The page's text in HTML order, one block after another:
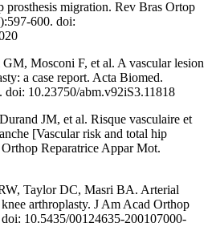
prosthesis migration. Rev Bras Ortop
600. doi:
Mosconi F, et al. A vascular lesion
a case report. Acta Biomed.
doi: 10.23750/abm.v92iS3.11818
JM, et al. Risque vasculaire et
[Vascular risk and total hip
Reparatrice Appar Mot.
Taylor DC, Masri BA. Arterial
arthroplasty. J Am Acad Orthop
10.5435/00124635-200107000-